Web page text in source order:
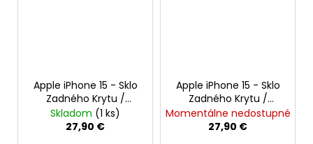
Apple iPhone 15 - Sklo
Zadného Krytu /
Housingu + Bezdrôtové
nabíjanie + NFC + Blesk
Skladom (1 ks)
27,90 €
Apple iPhone 15 - Sklo
Zadného Krytu /
Housingu + Bezdrôtové
nabíjanie + NFC + Blesk
Momentálne nedostupné
27,90 €